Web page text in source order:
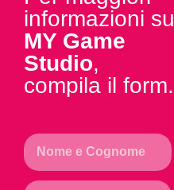
informazioni su
MY Game
Studio,
compila il form.